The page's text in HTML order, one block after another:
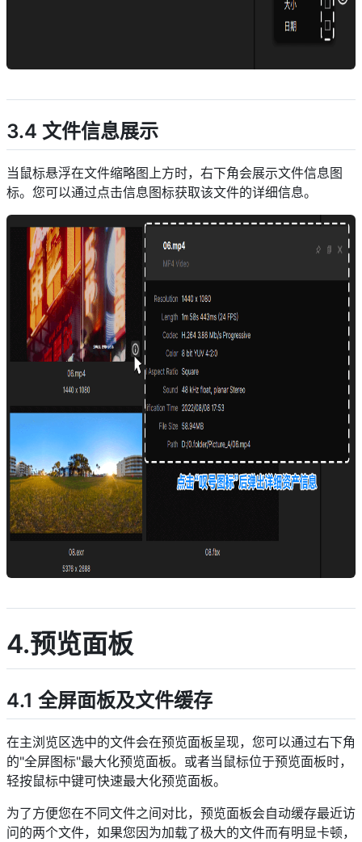
descript
3.4 文件信息展示
当鼠标悬浮在文件缩略图上方时，右下角会展示文件信息图
标。您可以通过点击信息图标获取该文件的详细信息。
descript
4.预览面板
4.1 全屏面板及文件缓存
在主浏览区选中的文件会在预览面板呈现，您可以通过右下角
的"全屏图标"最大化预览面板。或者当鼠标位于预览面板时，
轻按鼠标中键可快速最大化预览面板。
为了方便您在不同文件之间对比，预览面板会自动缓存最近访
问的两个文件，如果您因为加载了极大的文件而有明显卡顿，